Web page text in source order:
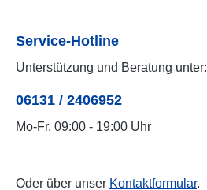
Service-Hotline
Unterstützung und Beratung unter:
06131 / 2406952
Mo-Fr, 09:00 - 19:00 Uhr
Oder über unser Kontaktformular.